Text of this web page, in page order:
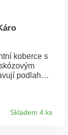
koberce s
podlahy
odpuzují
se
Skladem 4 ks